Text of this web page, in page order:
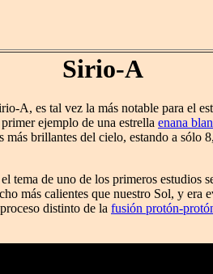
Sirio-A
A, es tal vez la más notable para el
ejemplo de una estrella enana
más brillantes del cielo, estando a sólo
tema de uno de los primeros estudios
más calientes que nuestro Sol, y era
distinto de la fusión protón-